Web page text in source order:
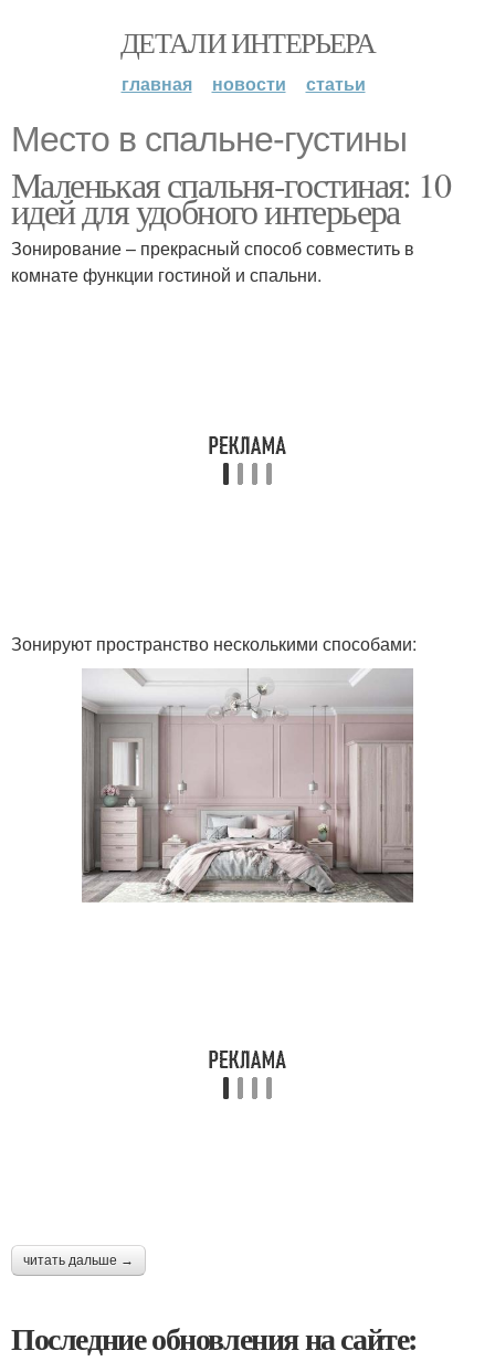
ДЕТАЛИ ИНТЕРЬЕРА
главная новости статьи
Место в спальне-густины
Маленькая спальня-гостиная: 10
идей для удобного интерьера
Зонирование – прекрасный способ совместить в
комнате функции гостиной и спальни.
Зонируют пространство несколькими способами:
читать дальше →
Последние обновления на сайте: